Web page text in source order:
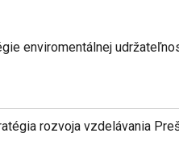
enviromentálnej
rozvoja vzdelávania